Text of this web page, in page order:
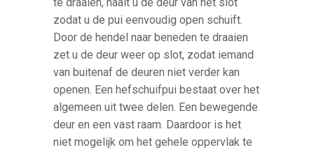
te draaien, haalt u de deur van het slot
zodat u de pui eenvoudig open schuift.
Door de hendel naar beneden te draaien
zet u de deur weer op slot, zodat iemand
van buitenaf de deuren niet verder kan
openen. Een hefschuifpui bestaat over het
algemeen uit twee delen. Een bewegende
deur en een vast raam. Daardoor is het
niet mogelijk om het gehele oppervlak te